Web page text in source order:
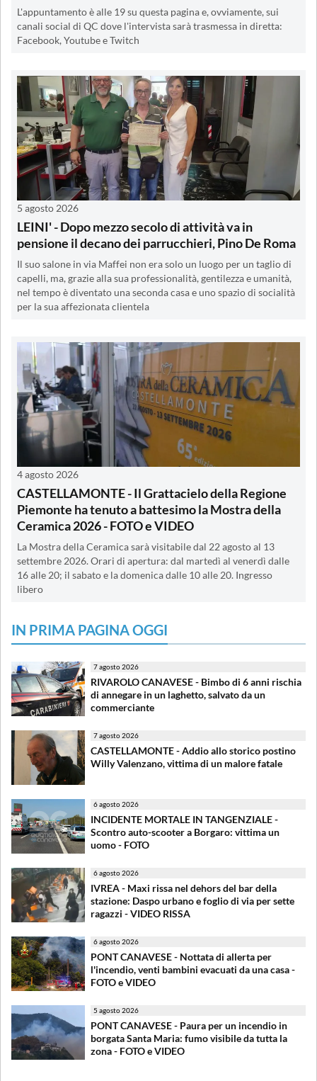
L'appuntamento è alle 19 su questa pagina e, ovviamente, sui
canali social di QC dove l'intervista sarà trasmessa in diretta:
Facebook, Youtube e Twitch
5 agosto 2026
LEINI' - Dopo mezzo secolo di attività va in
pensione il decano dei parrucchieri, Pino De Roma
Il suo salone in via Maffei non era solo un luogo per un taglio di
capelli, ma, grazie alla sua professionalità, gentilezza e umanità,
nel tempo è diventato una seconda casa e uno spazio di socialità
per la sua affezionata clientela
4 agosto 2026
CASTELLAMONTE - Il Grattacielo della Regione
Piemonte ha tenuto a battesimo la Mostra della
Ceramica 2026 - FOTO e VIDEO
La Mostra della Ceramica sarà visitabile dal 22 agosto al 13
settembre 2026. Orari di apertura: dal martedì al venerdì dalle
16 alle 20; il sabato e la domenica dalle 10 alle 20. Ingresso
libero
IN PRIMA PAGINA OGGI
7 agosto 2026
RIVAROLO CANAVESE - Bimbo di 6 anni rischia
di annegare in un laghetto, salvato da un
commerciante
7 agosto 2026
CASTELLAMONTE - Addio allo storico postino
Willy Valenzano, vittima di un malore fatale
6 agosto 2026
INCIDENTE MORTALE IN TANGENZIALE -
Scontro auto-scooter a Borgaro: vittima un
uomo - FOTO
6 agosto 2026
IVREA - Maxi rissa nel dehors del bar della
stazione: Daspo urbano e foglio di via per sette
ragazzi - VIDEO RISSA
6 agosto 2026
PONT CANAVESE - Nottata di allerta per
l'incendio, venti bambini evacuati da una casa -
FOTO e VIDEO
5 agosto 2026
PONT CANAVESE - Paura per un incendio in
borgata Santa Maria: fumo visibile da tutta la
zona - FOTO e VIDEO